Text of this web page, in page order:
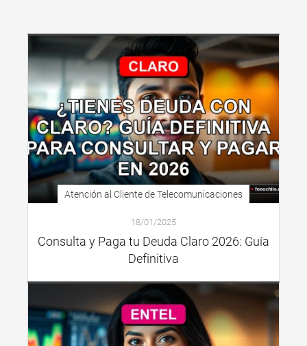
Atención al Cliente de Telecomunicaciones
18/01/2025
Consulta y Paga tu Deuda Claro 2026: Guía
Definitiva